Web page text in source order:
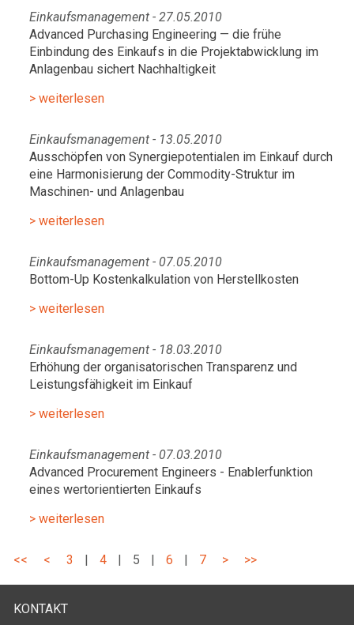
Einkaufsmanagement - 27.05.2010
Advanced Purchasing Engineering — die frühe
Einbindung des Einkaufs in die Projektabwicklung im
Anlagenbau sichert Nachhaltigkeit
> weiterlesen
Einkaufsmanagement - 13.05.2010
Ausschöpfen von Synergiepotentialen im Einkauf durch
eine Harmonisierung der Commodity-Struktur im
Maschinen- und Anlagenbau
> weiterlesen
Einkaufsmanagement - 07.05.2010
Bottom-Up Kostenkalkulation von Herstellkosten
> weiterlesen
Einkaufsmanagement - 18.03.2010
Erhöhung der organisatorischen Transparenz und
Leistungsfähigkeit im Einkauf
> weiterlesen
Einkaufsmanagement - 07.03.2010
Advanced Procurement Engineers - Enablerfunktion
eines wertorientierten Einkaufs
> weiterlesen
<< < 3 | 4 | 5 | 6 | 7 > >>
KONTAKT